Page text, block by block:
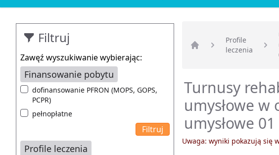
Filtruj
Zawęź wyszukiwanie wybierając:
Finansowanie pobytu
dofinansowanie PFRON (MOPS, GOPS,
PCPR)
pełnopłatne
Profile leczenia
Strona główna
Profile
leczenia
Turnusy
umysłowe w
umysłowe 01
Uwaga: wyniki pokazują się